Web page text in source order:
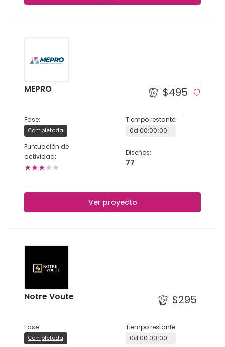
MEPRO $495
Fase:
Completada
Tiempo restante:
0d 00:00:00
Puntuación de
actividad:
★★★★★
Diseños:
77
Ver proyecto
Notre Voute $295
Fase:
Completada
Tiempo restante:
0d 00:00:00